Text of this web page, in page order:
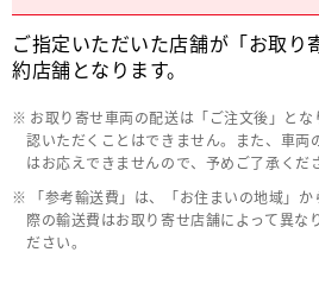
ご指定いただいた店舗が「お取り
約店舗となります。
お取り寄せ車両の配送は「ご注文後」と
認いただくことはできません。また、車両
はお応えできませんので、予めご了承くだ
「参考輸送費」は、「お住まいの地域」
際の輸送費はお取り寄せ店舗によって異な
ださい。